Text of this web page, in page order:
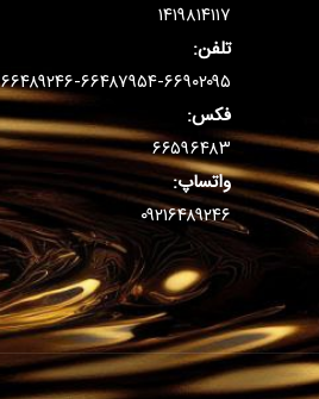
۱۴۱۹۸۱۴۱۱۷
تلفن:
۶۶۴۸۹۲۴۶-۶۶۴۸۷۹۵۴-۶۶۹۰۲۰۹۵
فکس:
۶۶۵۹۶۴۸۳
واتساپ:
۰۹۲۱۶۴۸۹۲۴۶